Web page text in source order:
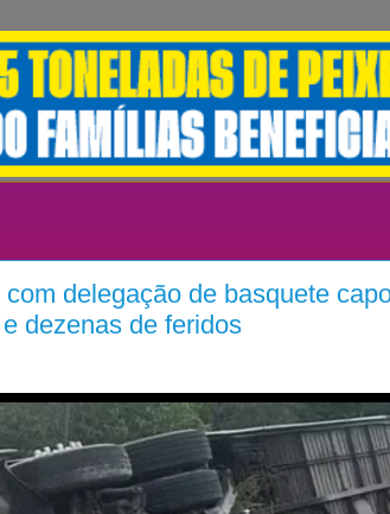
com delegação de basquete
dezenas de feridos